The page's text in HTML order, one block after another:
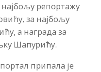
репортажу
за најбољу
а награда за
Шапурићу.
припала је